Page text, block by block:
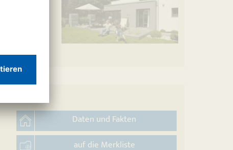
Daten und Fakten
auf die Merkliste